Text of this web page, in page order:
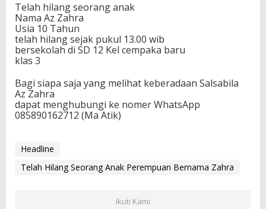
Telah hilang seorang anak
Nama Az Zahra
Usia 10 Tahun
telah hilang sejak pukul 13.00 wib
bersekolah di SD 12 Kel cempaka baru
klas 3
Bagi siapa saja yang melihat keberadaan Salsabila
Az Zahra
dapat menghubungi ke nomer WhatsApp
085890162712 (Ma Atik)
Headline
Telah Hilang Seorang Anak Perempuan Bernama Zahra
Ikuti Kami